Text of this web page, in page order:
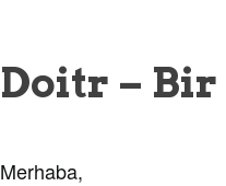
Doitr – Bir
Merhaba,